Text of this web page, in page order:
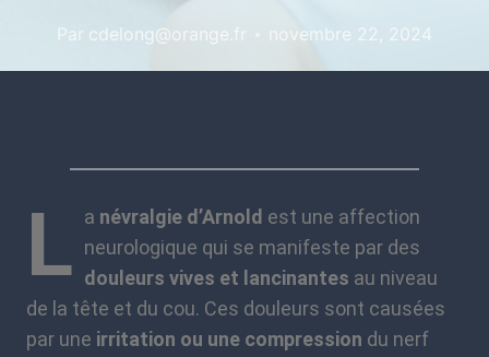
Par cdelong@orange.fr novembre 22, 2024
L a névralgie d’Arnold est une affection
neurologique qui se manifeste par des
douleurs vives et lancinantes au niveau
de la tête et du cou. Ces douleurs sont causées
par une irritation ou une compression du nerf